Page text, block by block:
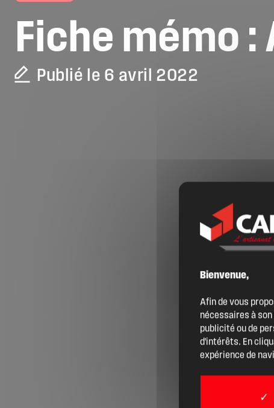
Nos services
Actualités
Boîte à outils
Fiche mémo :
Publié le 6 avril 2022
Bienvenue,
Afin de vous
nécessaires à
publicité ou de
d'intérêts. En
expérience de